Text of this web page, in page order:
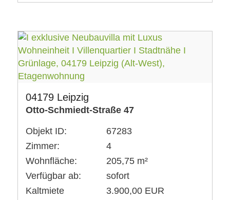
04179 Leipzig
Otto-Schmiedt-Straße 47
Objekt ID:
67283
Zimmer:
4
Wohnfläche:
205,75 m²
Verfügbar ab:
sofort
Kaltmiete
3.900,00 EUR